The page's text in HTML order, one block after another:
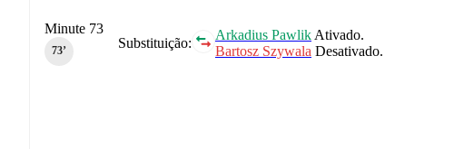
Substituição:
Arkadius Pawlik Ativado.
Bartosz Szywala Desativado.
Minute 73
73‎’‎